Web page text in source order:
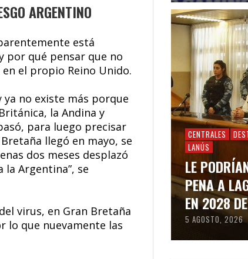
ARGENTINO
está
por qué pensar que no
el propio Reino Unido.
no existe más porque
la Andina y
para luego precisar
llegó en mayo, se
dos meses desplazó
la Argentina”, se
virus, en Gran Bretaña
lo que nuevamente las
CENTRALES
LANÚS
LE
PENA A
EN 2028
5 AGOSTO, 2026